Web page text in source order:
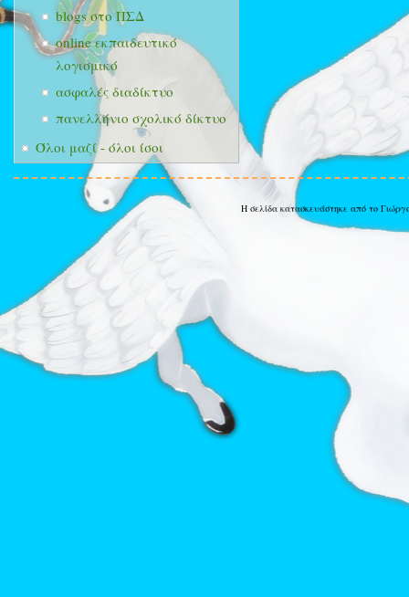
blogs στο ΠΣΔ
online εκπαιδευτικό
λογισμικό
ασφαλές διαδίκτυο
πανελλήνιο σχολικό δίκτυο
Όλοι μαζί - όλοι ίσοι
Η σελίδα κατασκευάστηκε από το